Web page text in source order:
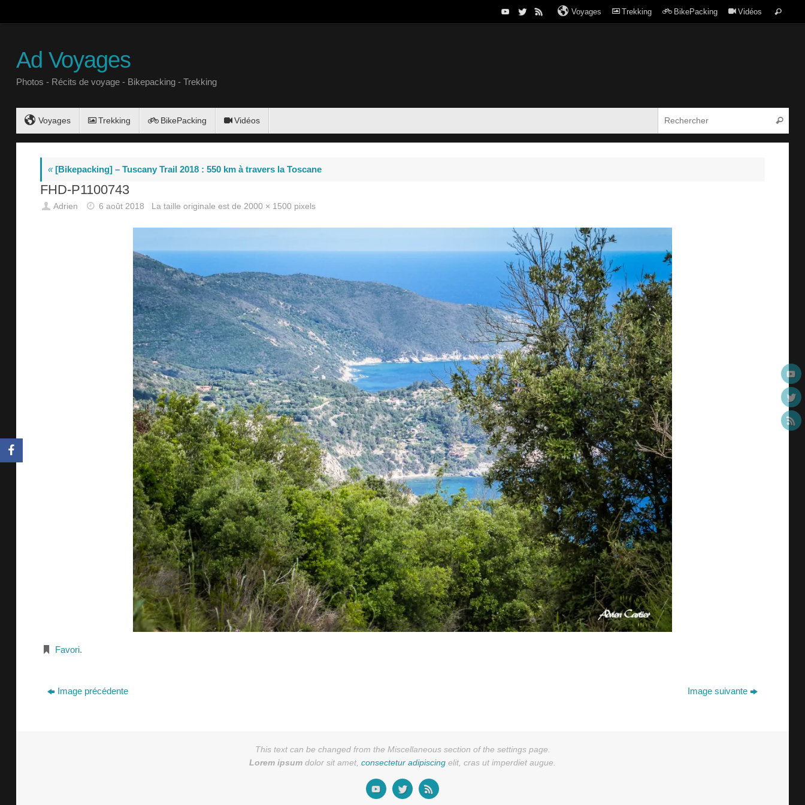
Voyages Trekking BikePacking Vidéos
Ad Voyages
Photos - Récits de voyage - Bikepacking - Trekking
Voyages Trekking BikePacking Vidéos
«[Bikepacking] – Tuscany Trail 2018 : 550 km à travers la Toscane
FHD-P1100743
Adrien 6 août 2018 La taille originale est de2000 × 1500 pixels
Favori.
Image précédente Image suivante
This text can be changed from the Miscellaneous section of the settings page.
Lorem ipsum dolor sit amet, consectetur adipiscing elit, cras ut imperdiet augue.